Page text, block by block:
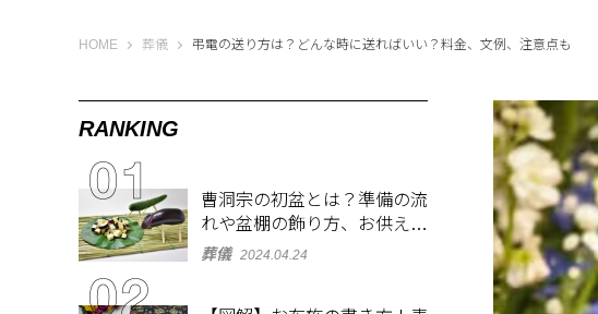
HOME 第三人生 〜寄り道の歩き方〜
葬儀 弔電の送り方は？どんな時に送ればいい？料金、文例、注意点も
RANKING
曹洞宗の初盆とは？準備の流
れや盆棚の飾り方、お供え物
を解説
葬儀 2024.04.24